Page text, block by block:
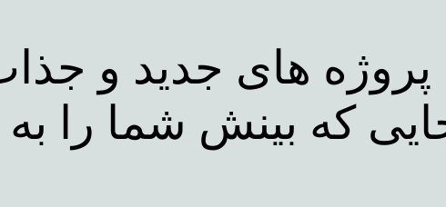
پروژه های جدید و